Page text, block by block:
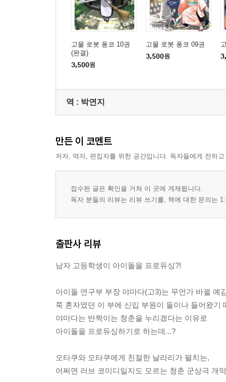
고물 로봇 퐁코 10권
(완결)
3,500원
고물 로봇 퐁코 09권
3,500원
역 : 박연지
만든 이 코멘트
저자, 역자, 편집자를 위한 공간입니다. 독자들에게 전하
접수된 글은 확인을 거쳐 이 곳에 게재됩니다.
독자 분들의 리뷰는 리뷰 쓰기를, 책에 대한 문의는
출판사 리뷰
남자 고등학생이 아이돌을 프로듀싱?!
아이돌 연구부 부장 야마다(고3)는 무언가 바뀔 예
쭉 혼자였던 이 부에 신입 부원이 둘이나 들어왔기
야마다는 반짝이는 청춘을 누리겠다는 이유로
아이돌을 프로듀싱하기로 하는데...?
오타쿠와 오타쿠에게 친절한 날라리가 펼치는,
어쩌면 러브 코미디일지도 모르는 청춘 군상극 개